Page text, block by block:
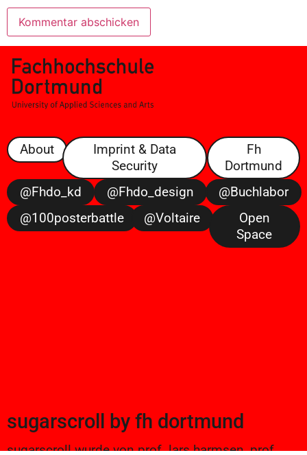
About
Imprint & Data
Security
Fh
Dortmund
@fhdo_kd
@fhdo_design
@buchlabor
@100posterbattle
@voltaire
Open
Space
sugarscroll by fh dortmund
sugarscroll wurde von prof. lars harmsen, prof.